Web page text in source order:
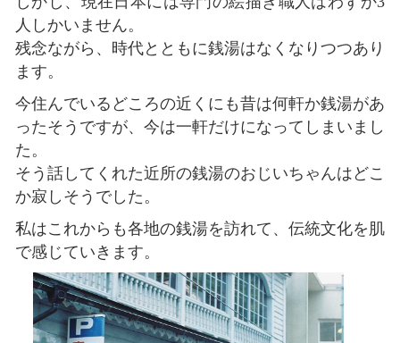
人しかいません。
残念ながら、時代とともに銭湯はなくなりつつあり
ます。
今住んでいるどころの近くにも昔は何軒か銭湯があ
ったそうですが、今は一軒だけになってしまいまし
た。
そう話してくれた近所の銭湯のおじいちゃんはどこ
か寂しそうでした。
私はこれからも各地の銭湯を訪れて、伝統文化を肌
で感じていきます。